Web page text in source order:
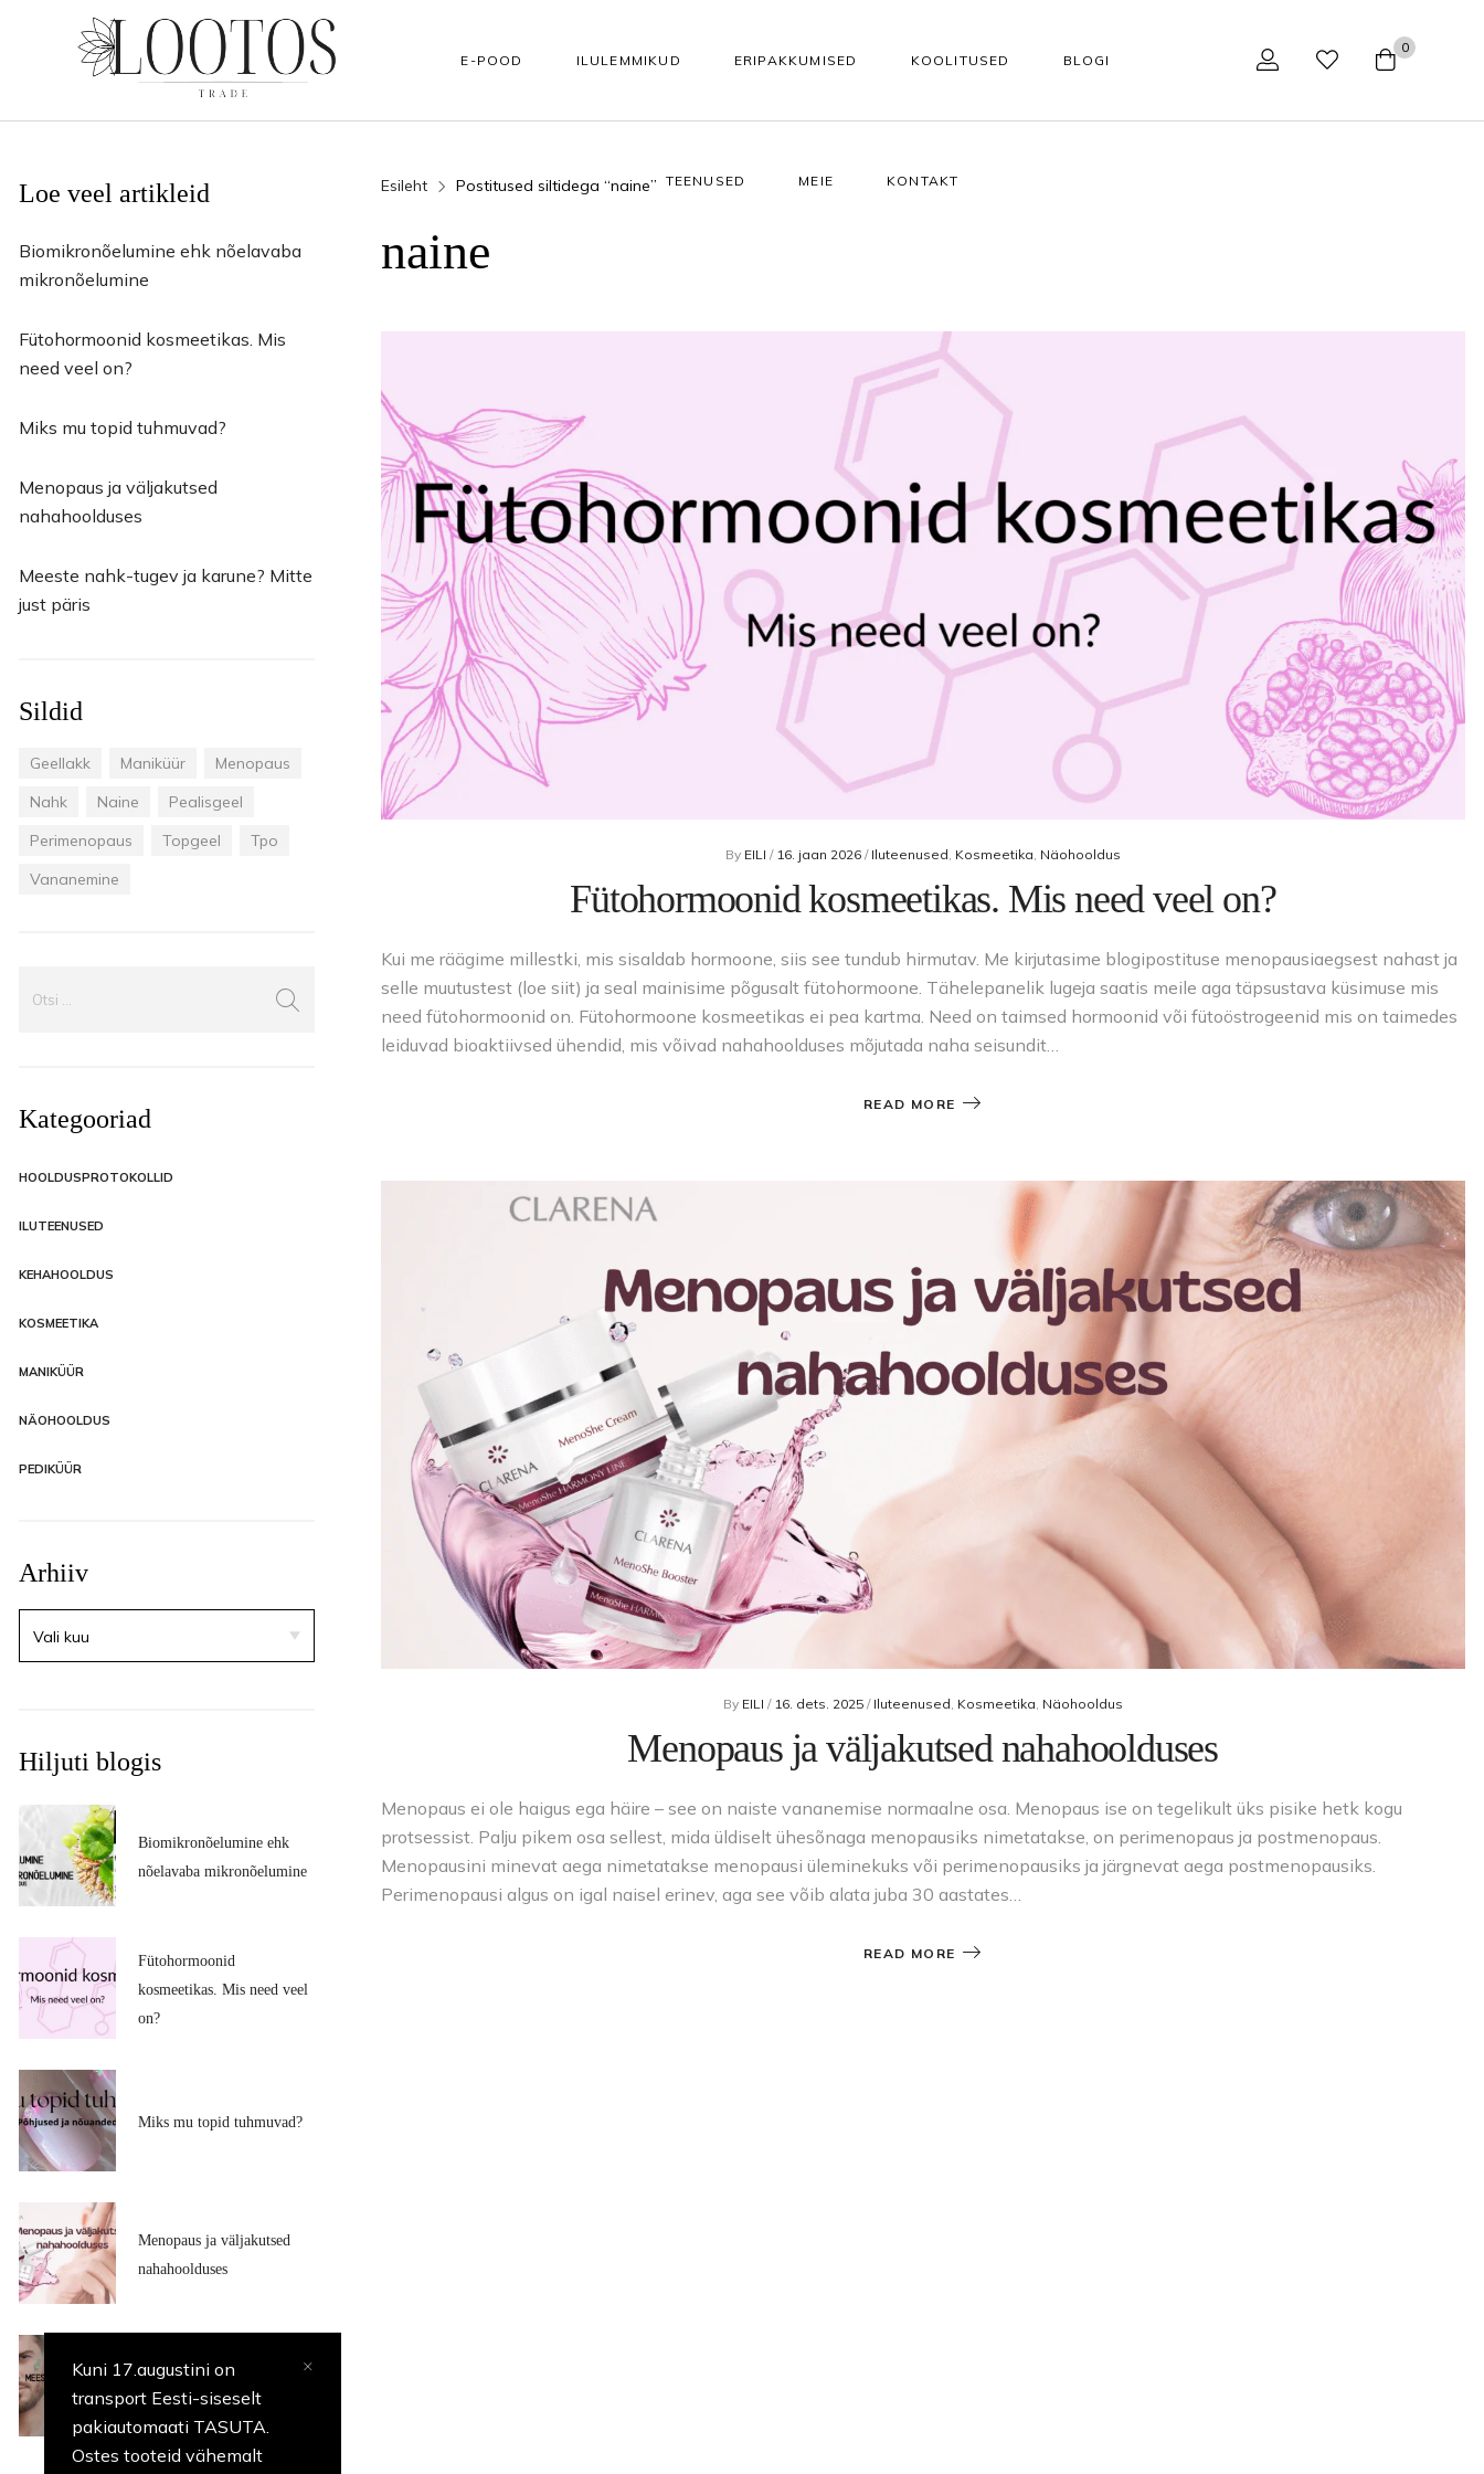
Kuni 17.augustini on
transport Eesti-siseselt
pakiautomaati TASUTA.
Ostes tooteid vähemalt
E-POOD
BRÄNDID
Podopharm
NAILS
Goodpoint Chemicals
AVA Laboratorium
Jalakoorijad
Küünenahkadele
KÄTEHOOLDUS
Kätekoorijad
Kätemaskid
Kätekreemid ja seerumid
Küüneseerumid
Komplektid
KEHAHOOLDUS
Kehaõlid
Geellaki otsing värvitoonide kaupa
Pealisgeelid
Küünedisain
Happehooldus
Näomaskid
Päevakreemid
Öökreemid
Näoseerumid
Silmakreemid
Silmaseerumid
Käärid
Tangid
Puuriotsikud
Vasakukäelistele
Viilid ja poleerid
Ühekordsed vahendid
Isikukaitsetooted
ILULEMMIKUD ERIPAKKUMISED KOOLITUSED BLOGI
TEENUSED MEIE KONTAKT
0
Loe veel artikleid
Biomikronõelumine ehk nõelavaba
mikronõelumine
Fütohormoonid kosmeetikas. Mis
need veel on?
Miks mu topid tuhmuvad?
Menopaus ja väljakutsed
nahahoolduses
Meeste nahk-tugev ja karune? Mitte
just päris
Sildid
Geellakk Maniküür
Menopaus
Nahk
Naine
Pealisgeel
Perimenopaus
Topgeel
Tpo
Vananemine
Kategooriad
HOOLDUSPROTOKOLLID
ILUTEENUSED
KEHAHOOLDUS
KOSMEETIKA
MANIKÜÜR
NÄOHOOLDUS
PEDIKÜÜR
Arhiiv
Hiljuti blogis
Biomikronõelumine ehk
nõelavaba mikronõelumine
Fütohormoonid
kosmeetikas. Mis need veel
on?
Miks mu topid tuhmuvad?
Menopaus ja väljakutsed
nahahoolduses
Meeste nahk-tugev ja
karune? Mitte just päris
Esileht Postitused siltidega “naine”
naine
By EILI / 16. jaan 2026/ Iluteenused Kosmeetika Näohooldus
Fütohormoonid kosmeetikas. Mis need veel on?
Kui me räägime millestki, mis sisaldab hormoone, siis see tundub hirmutav. Me kirjutasime blogipostituse menopausiaegsest nahast ja
selle muutustest (loe siit) ja seal mainisime põgusalt fütohormoone. Tähelepanelik lugeja saatis meile aga täpsustava küsimuse mis
need fütohormoonid on. Fütohormoone kosmeetikas ei pea kartma. Need on taimsed hormoonid või fütoöstrogeenid mis on taimedes
leiduvad bioaktiivsed ühendid, mis võivad nahahoolduses mõjutada naha seisundit…
READ MORE
By EILI / 16. dets. 2025/ Iluteenused Kosmeetika Näohooldus
Menopaus ja väljakutsed nahahoolduses
Menopaus ei ole haigus ega häire – see on naiste vananemise normaalne osa. Menopaus ise on tegelikult üks pisike hetk kogu
protsessist. Palju pikem osa sellest, mida üldiselt ühesõnaga menopausiks nimetatakse, on perimenopaus ja postmenopaus.
Menopausini minevat aega nimetatakse menopausi üleminekuks või perimenopausiks ja järgnevat aega postmenopausiks.
Perimenopausi algus on igal naisel erinev, aga see võib alata juba 30 aastates…
READ MORE